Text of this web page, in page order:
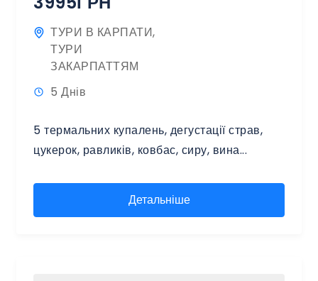
ТУРИ В КАРПАТИ,
ТУРИ
ЗАКАРПАТТЯМ
5 Днів
5 термальних купалень, дегустації страв,
цукерок, равликів, ковбас, сиру, вина...
Детальніше